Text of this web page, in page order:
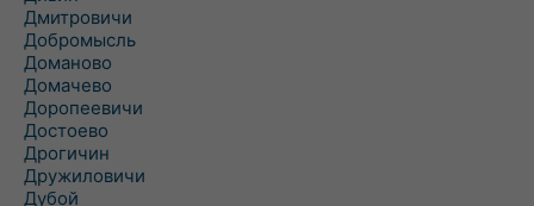
Дмитровичи
Добромысль
Доманово
Домачево
Доропеевичи
Достоево
Дрогичин
Дружиловичи
Дубой